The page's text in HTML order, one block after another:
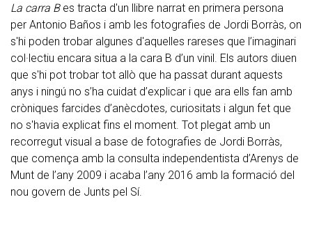
La carra Bes tracta d'un llibre narrat en primera persona
per Antonio Baños i amb les fotografies de Jordi Borràs, on
s'hi poden trobar algunes d'aquelles rareses que l’imaginari
col·lectiu encara situa a la cara B d’un vinil. Els autors diuen
que s'hi pot trobar tot allò que ha passat durant aquests
anys i ningú no s’ha cuidat d’explicar i que ara ells fan amb
cròniques farcides d’anècdotes, curiositats i algun fet que
no s'havia explicat fins el moment. Tot plegat amb un
recorregut visual a base de fotografies de Jordi Borràs,
que comença amb la consulta independentista d’Arenys de
Munt de l’any 2009 i acaba l’any 2016 amb la formació del
nou govern de Junts pel Sí.